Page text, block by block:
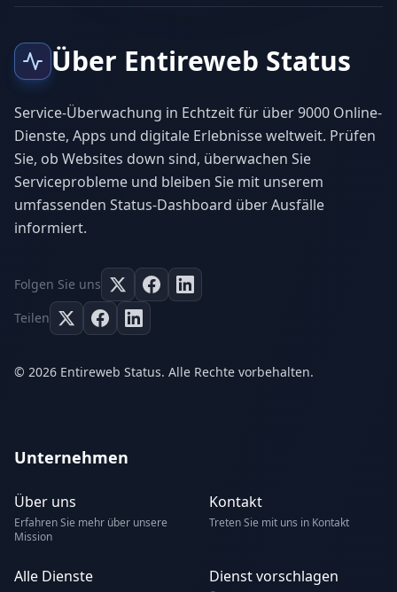
Über Entireweb Status
Service-Überwachung in Echtzeit für über 9000 Online-
Dienste, Apps und digitale Erlebnisse weltweit. Prüfen
Sie, ob Websites down sind, überwachen Sie
Serviceprobleme und bleiben Sie mit unserem
umfassenden Status-Dashboard über Ausfälle
informiert.
Folgen Sie uns
Teilen
© 2026 Entireweb Status. Alle Rechte vorbehalten.
Unternehmen
Über uns
Erfahren Sie mehr über unsere
Mission
Kontakt
Treten Sie mit uns in Kontakt
Alle Dienste Dienst vorschlagen